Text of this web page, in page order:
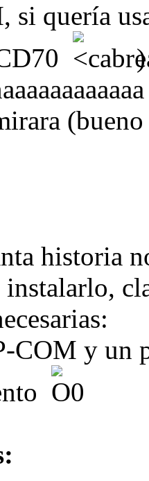
si quería
)
historia
COM y un